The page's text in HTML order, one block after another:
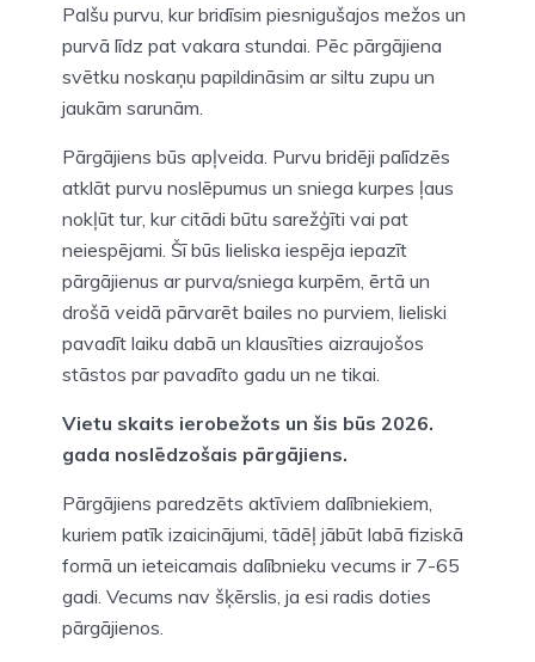
Palšu purvu, kur bridīsim piesnigušajos mežos un
purvā līdz pat vakara stundai. Pēc pārgājiena
svētku noskaņu papildināsim ar siltu zupu un
jaukām sarunām.
Pārgājiens būs apļveida. Purvu bridēji palīdzēs
atklāt purvu noslēpumus un sniega kurpes ļaus
nokļūt tur, kur citādi būtu sarežģīti vai pat
neiespējami. Šī būs lieliska iespēja iepazīt
pārgājienus ar purva/sniega kurpēm, ērtā un
drošā veidā pārvarēt bailes no purviem, lieliski
pavadīt laiku dabā un klausīties aizraujošos
stāstos par pavadīto gadu un ne tikai.
Vietu skaits ierobežots un šis būs 2026.
gada noslēdzošais pārgājiens.
Pārgājiens paredzēts aktīviem dalībniekiem,
kuriem patīk izaicinājumi, tādēļ jābūt labā fiziskā
formā un ieteicamais dalībnieku vecums ir 7-65
gadi. Vecums nav šķērslis, ja esi radis doties
pārgājienos.